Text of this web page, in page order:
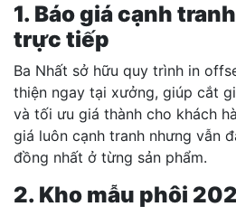
1. Báo giá cạnh
trực tiếp
Ba Nhất sở hữu quy trình in
thiện ngay tại xưởng, giúp cắt
và tối ưu giá thành cho khách
giá luôn cạnh tranh nhưng vẫn
đồng nhất ở từng sản phẩm.
2. Kho mẫu phôi